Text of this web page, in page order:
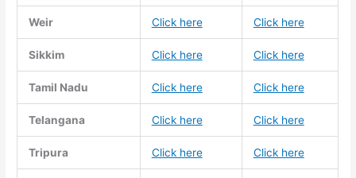
Weir Click here Click here
Sikkim Click here Click here
Tamil Nadu Click here Click here
Telangana Click here Click here
Tripura Click here Click here